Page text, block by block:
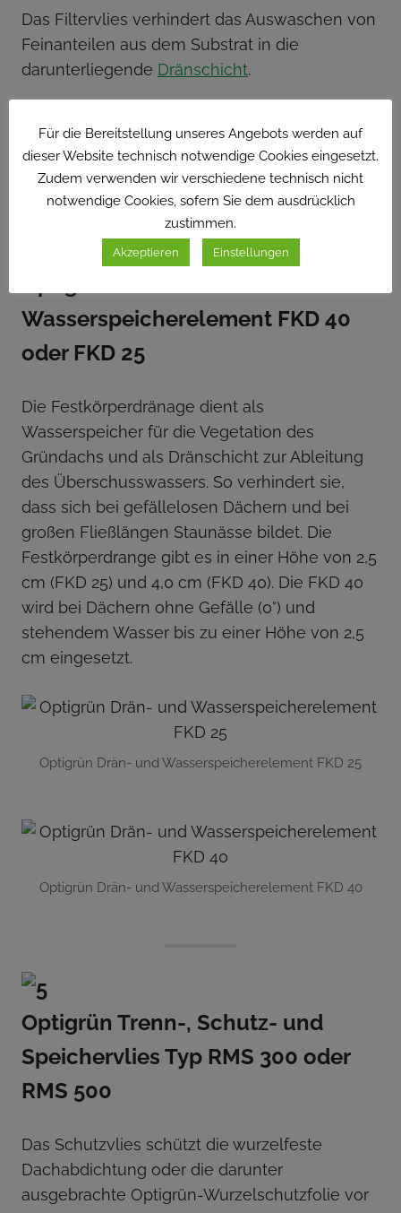
Das Filtervlies verhindert das Auswaschen von
Feinanteilen aus dem Substrat in die
darunterliegende Dränschicht.
Optigrün Filtervlies FIL 105
Wasserspeicherelement FKD 40
oder FKD 25
Die Festkörperdränage dient als
Wasserspeicher für die Vegetation des
Gründachs und als Dränschicht zur Ableitung
des Überschusswassers. So verhindert sie,
dass sich bei gefällelosen Dächern und bei
großen Fließlängen Staunässe bildet. Die
Festkörperdrange gibt es in einer Höhe von 2,5
cm (FKD 25) und 4,0 cm (FKD 40). Die FKD 40
wird bei Dächern ohne Gefälle (0°) und
stehendem Wasser bis zu einer Höhe von 2,5
cm eingesetzt.
Optigrün Drän- und Wasserspeicherelement FKD 25
Optigrün Drän- und Wasserspeicherelement FKD 40
Optigrün Trenn-, Schutz- und
Speichervlies Typ RMS 300 oder
RMS 500
Das Schutzvlies schützt die wurzelfeste
Dachabdichtung oder die darunter
ausgebrachte Optigrün-Wurzelschutzfolie vor
Für die Bereitstellung unseres Angebots werden auf
dieser Website technisch notwendige Cookies eingesetzt.
Zudem verwenden wir verschiedene technisch nicht
notwendige Cookies, sofern Sie dem ausdrücklich
zustimmen.
Akzeptieren Einstellungen